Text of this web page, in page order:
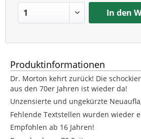
In den
Produktinformationen
Dr. Morton kehrt zurück! Die
aus den 70er Jahren ist wieder da!
Unzensierte und ungekürzte
Fehlende Textstellen wurden wieder
Empfohlen ab 16 Jahren!